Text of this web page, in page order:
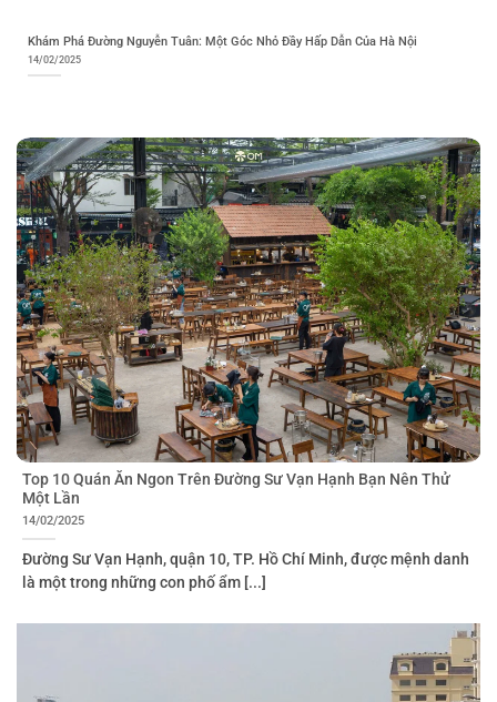
Khám Phá Đường Nguyễn Tuân: Một Góc Nhỏ Đầy Hấp Dẫn Của Hà Nội
14/02/2025
Top 10 Quán Ăn Ngon Trên Đường Sư Vạn Hạnh Bạn Nên Thử
Một Lần
14/02/2025
Đường Sư Vạn Hạnh, quận 10, TP. Hồ Chí Minh, được mệnh danh
là một trong những con phố ẩm [...]